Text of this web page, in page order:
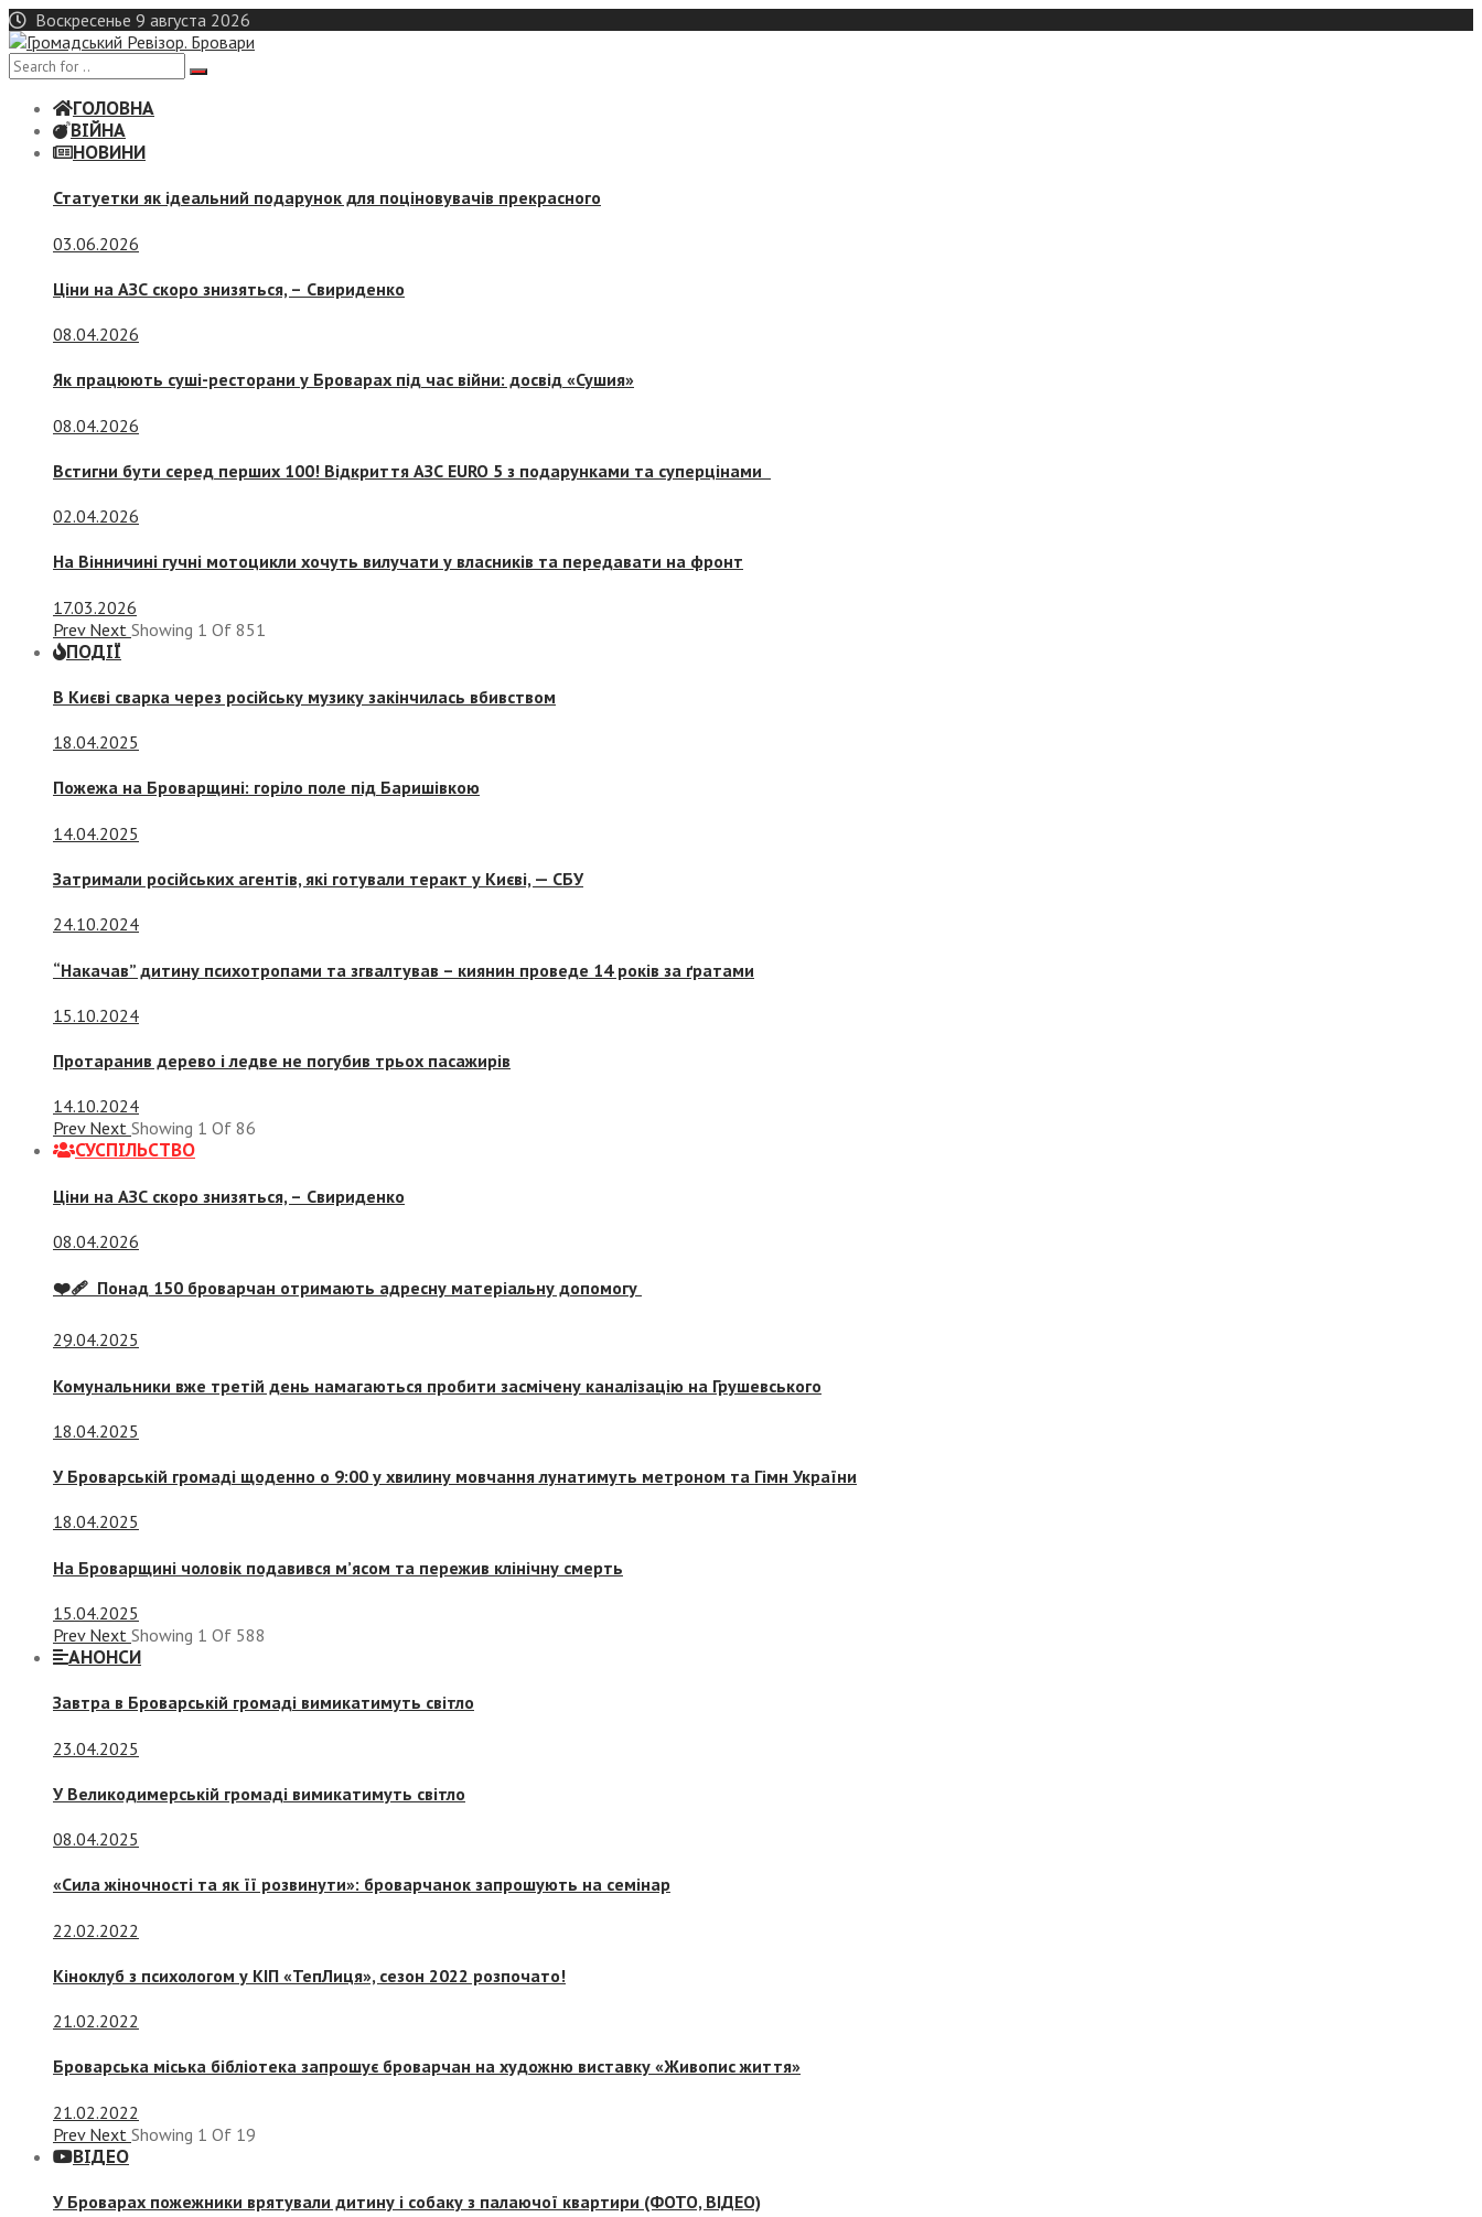
Skip
to
content
Воскресенье 9 августа 2026
ГОЛОВНА
ВІЙНА
НОВИНИ
Статуетки як ідеальний подарунок для поціновувачів прекрасного
03.06.2026
Ціни на АЗС скоро знизяться, – Свириденко
08.04.2026
Як працюють суші-ресторани у Броварах під час війни: досвід «Сушия»
08.04.2026
Встигни бути серед перших 100! Відкриття АЗС EURO 5 з подарунками та суперцінами
02.04.2026
На Вінничині гучні мотоцикли хочуть вилучати у власників та передавати на фронт
17.03.2026
Prev Next Showing 1 Of 851
ПОДІЇ
В Києві сварка через російську музику закінчилась вбивством
18.04.2025
Пожежа на Броварщині: горіло поле під Баришівкою
14.04.2025
Затримали російських агентів, які готували теракт у Києві, — СБУ
24.10.2024
“Накачав” дитину психотропами та згвалтував – киянин проведе 14 років за ґратами
15.10.2024
Протаранив дерево і ледве не погубив трьох пасажирів
14.10.2024
Prev Next Showing 1 Of 86
СУСПIЛЬСТВО
Ціни на АЗС скоро знизяться, – Свириденко
08.04.2026
❤️‍🩹 Понад 150 броварчан отримають адресну матеріальну допомогу
29.04.2025
Комунальники вже третій день намагаються пробити засмічену каналізацію на Грушевського
18.04.2025
У Броварській громаді щоденно о 9:00 у хвилину мовчання лунатимуть метроном та Гімн України
18.04.2025
На Броварщині чоловік подавився м’ясом та пережив клінічну смерть
15.04.2025
Prev Next Showing 1 Of 588
АНОНСИ
Завтра в Броварській громаді вимикатимуть світло
23.04.2025
У Великодимерській громаді вимикатимуть світло
08.04.2025
«Сила жіночності та як її розвинути»: броварчанок запрошують на семінар
22.02.2022
Кіноклуб з психологом у КІП «ТепЛиця», сезон 2022 розпочато!
21.02.2022
Броварська міська бібліотека запрошує броварчан на художню виставку «Живопис життя»
21.02.2022
Prev Next Showing 1 Of 19
ВІДЕО
У Броварах пожежники врятували дитину і собаку з палаючої квартири (ФОТО, ВІДЕО)